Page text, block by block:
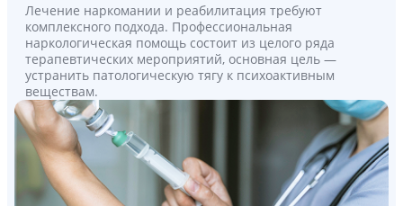
Лечение наркомании и реабилитация требуют
комплексного подхода. Профессиональная
наркологическая помощь состоит из целого ряда
терапевтических мероприятий, основная цель —
устранить патологическую тягу к психоактивным
веществам.